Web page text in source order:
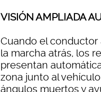
VISIÓN AMPLIADA
Cuando el
la marcha atrás, los
presentan
zona junto al
ángulos muertos y